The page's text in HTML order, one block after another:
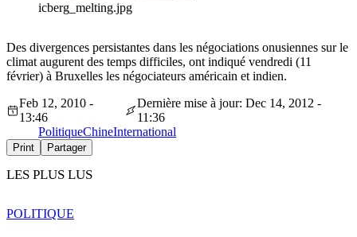
icberg_melting.jpg
Des divergences persistantes dans les négociations onusiennes sur le
climat augurent des temps difficiles, ont indiqué vendredi (11
février) à Bruxelles les négociateurs américain et indien.
Feb 12, 2010 -
13:46
Dernière mise à jour: Dec 14, 2012 -
11:36
PolitiqueChineInternational
Print Partager
LES PLUS LUS
POLITIQUE